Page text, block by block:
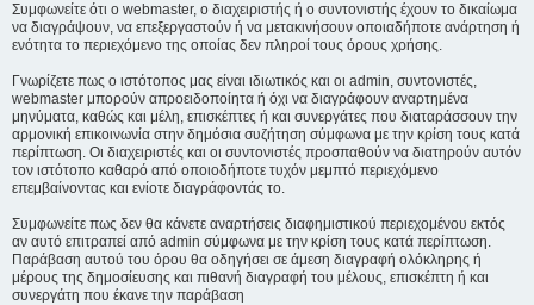
Συμφωνείτε ότι ο webmaster, ο διαχειριστής ή ο συντονιστής έχουν το δικαίωμα
να διαγράψουν, να επεξεργαστούν ή να μετακινήσουν οποιαδήποτε ανάρτηση ή
ενότητα το περιεχόμενο της οποίας δεν πληροί τους όρους χρήσης.
Γνωρίζετε πως ο ιστότοπος μας είναι ιδιωτικός και οι admin, συντονιστές,
webmaster μπορούν απροειδοποίητα ή όχι να διαγράφουν αναρτημένα
μηνύματα, καθώς και μέλη, επισκέπτες ή και συνεργάτες που διαταράσσουν την
αρμονική επικοινωνία στην δημόσια συζήτηση σύμφωνα με την κρίση τους κατά
περίπτωση. Οι διαχειριστές και οι συντονιστές προσπαθούν να διατηρούν αυτόν
τον ιστότοπο καθαρό από οποιοδήποτε τυχόν μεμπτό περιεχόμενο
επεμβαίνοντας και ενίοτε διαγράφοντάς το.
Συμφωνείτε πως δεν θα κάνετε αναρτήσεις διαφημιστικού περιεχομένου εκτός
αν αυτό επιτραπεί από admin σύμφωνα με την κρίση τους κατά περίπτωση.
Παράβαση αυτού του όρου θα οδηγήσει σε άμεση διαγραφή ολόκληρης ή
μέρους της δημοσίευσης και πιθανή διαγραφή του μέλους, επισκέπτη ή και
συνεργάτη που έκανε την παράβαση